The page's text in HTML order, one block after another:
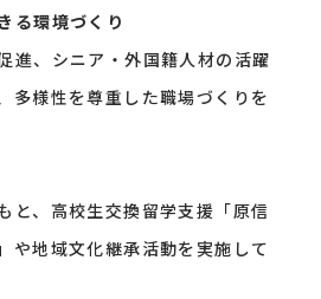
る環境づくり
進、シニア・外国籍人材の活躍
多様性を尊重した職場づくりを
と、高校生交換留学支援「原信
や地域文化継承活動を実施して